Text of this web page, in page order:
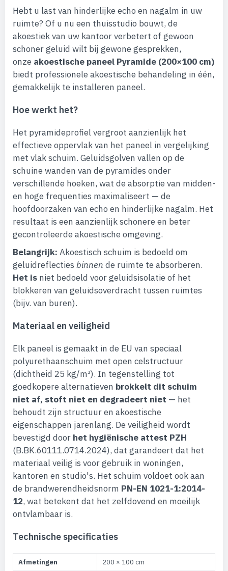
Hebt u last van hinderlijke echo en nagalm in uw
ruimte? Of u nu een thuisstudio bouwt, de
akoestiek van uw kantoor verbetert of gewoon
schoner geluid wilt bij gewone gesprekken,
onze akoestische paneel Pyramide (200×100 cm)
biedt professionele akoestische behandeling in één,
gemakkelijk te installeren paneel.
Hoe werkt het?
Het pyramideprofiel vergroot aanzienlijk het
effectieve oppervlak van het paneel in vergelijking
met vlak schuim. Geluidsgolven vallen op de
schuine wanden van de pyramides onder
verschillende hoeken, wat de absorptie van midden-
en hoge frequenties maximaliseert — de
hoofdoorzaken van echo en hinderlijke nagalm. Het
resultaat is een aanzienlijk schonere en beter
gecontroleerde akoestische omgeving.
Belangrijk: Akoestisch schuim is bedoeld om
geluidreflecties binnen de ruimte te absorberen.
Het is niet bedoeld voor geluidsisolatie of het
blokkeren van geluidsoverdracht tussen ruimtes
(bijv. van buren).
Materiaal en veiligheid
Elk paneel is gemaakt in de EU van speciaal
polyurethaanschuim met open celstructuur
(dichtheid 25 kg/m³). In tegenstelling tot
goedkopere alternatieven brokkelt dit schuim
niet af, stoft niet en degradeert niet — het
behoudt zijn structuur en akoestische
eigenschappen jarenlang. De veiligheid wordt
bevestigd door het hygiënische attest PZH
(B.BK.60111.0714.2024), dat garandeert dat het
materiaal veilig is voor gebruik in woningen,
kantoren en studio's. Het schuim voldoet ook aan
de brandwerendheidsnorm PN-EN 1021-1:2014-
12, wat betekent dat het zelfdovend en moeilijk
ontvlambaar is.
Technische specificaties
Afmetingen 200 × 100 cm